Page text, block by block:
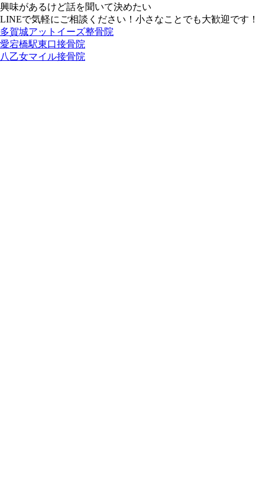
興味があるけど話を聞いて決めたい
LINEで気軽にご相談ください！小さなことでも大歓迎です！
多賀城アットイーズ整骨院
愛宕橋駅東口接骨院
八乙女マイル接骨院